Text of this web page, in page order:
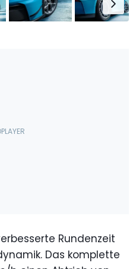
Rundenzeit
Das komplette